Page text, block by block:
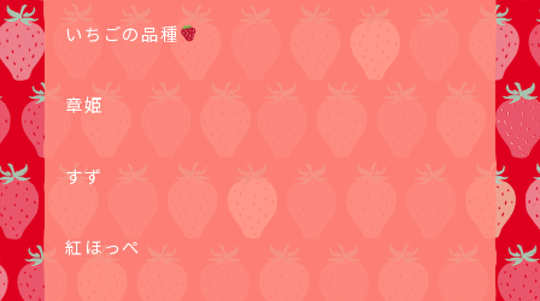
いちごの品種
章姫
すず
紅ほっぺ